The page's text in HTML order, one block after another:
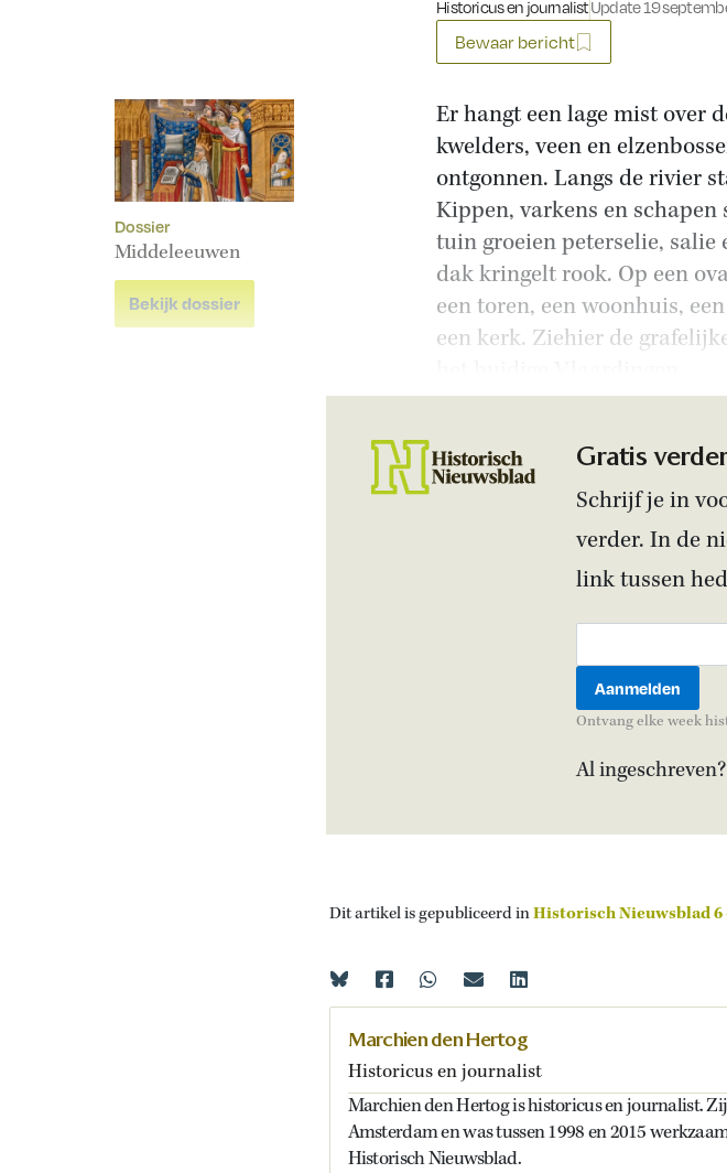
Historicus en journalistUpdate 19
Bewaar bericht
Dossier
Middeleeuwen
Bekijk dossier
Er hangt een lage mist over
kwelders, veen en
ontgonnen. Langs de rivier
Kippen, varkens en
tuin groeien peterselie,
dak kringelt rook. Op een
een toren, een woonhuis,
een kerk. Ziehier de
Gratis
Schrijf je in
verder. In de
link tussen
Ontvang elke week
Al ingeschreven?
Dit artikel is gepubliceerd inHistorisch Nieuwsblad 6
Marchien den Hertog
Historicus en journalist
Marchien den Hertog is historicus en journalist.
Amsterdam en was tussen 1998 en 2015
Historisch Nieuwsblad.